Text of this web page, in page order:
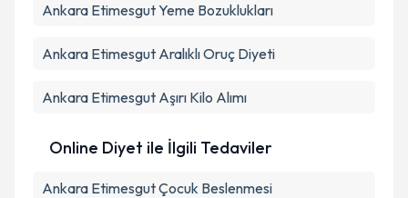
Ankara Etimesgut Yeme Bozuklukları
Ankara Etimesgut Aralıklı Oruç Diyeti
Ankara Etimesgut Aşırı Kilo Alımı
Online Diyet ile İlgili Tedaviler
Ankara Etimesgut Çocuk Beslenmesi